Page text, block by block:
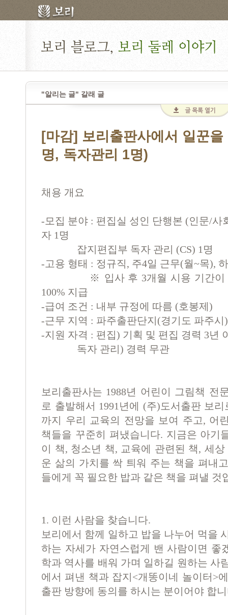
"알리는 글" 갈래 글
[마감] 보리출판사에서 일꾼
명, 독자관리 1명)
채용 개요
-모집 분야 : 편집실 성인 단행본 (인문/사
자 1명
잡지편집부 독자 관리 (CS) 1명
-고용 형태 : 정규직, 주4일 근무(월~목),
※ 입사 후 3개월 시용 기간이 있
100% 지급
-급여 조건 : 내부 규정에 따름 (호봉제)
-근무 지역 : 파주출판단지(경기도 파주시)
-지원 자격 : 편집) 기획 및 편집 경력 3년
독자 관리) 경력 무관
보리출판사는 1988년 어린이 그림책 전
로 출발해서 1991년에 (주)도서출판 보
까지 우리 교육의 전망을 보여 주고, 어
책들을 꾸준히 펴냈습니다. 지금은 아기
이 책, 청소년 책, 교육에 관련된 책, 세
운 삶의 가치를 싹 틔워 주는 책을 펴내
들에게 꼭 필요한 밥과 같은 책을 펴낼 것
1. 이런 사람을 찾습니다.
보리에서 함께 일하고 밥을 나누어 먹을
하는 자세가 자연스럽게 밴 사람이면 좋
학과 역사를 배워 가며 일하길 원하는 사
에서 펴낸 책과 잡지<개똥이네 놀이터>
출판 방향에 동의를 하시는 분이어야 합